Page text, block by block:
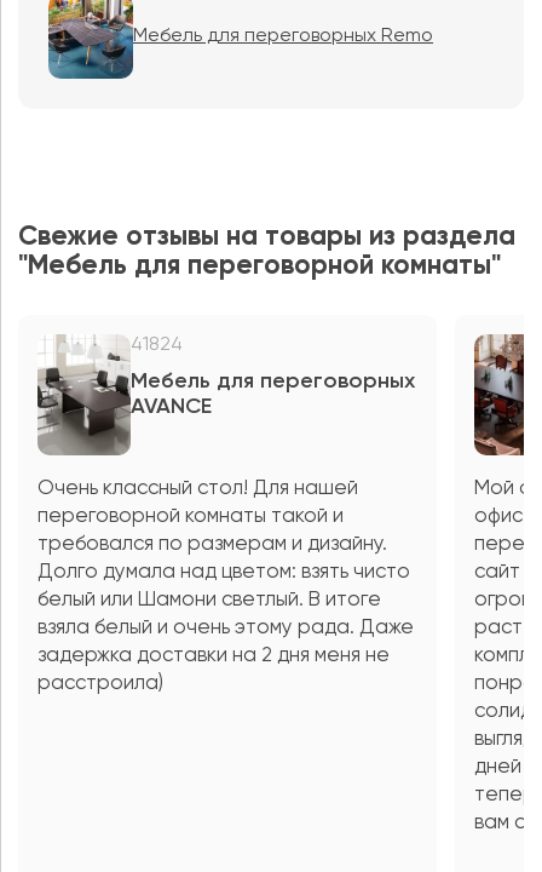
Мебель для переговорных Remo
Свежие отзывы на товары из раздела
"Мебель для переговорной комнаты"
41824
Мебель для переговорных
AVANCE
Очень классный стол! Для нашей
переговорной комнаты такой и
требовался по размерам и дизайну.
Долго думала над цветом: взять чисто
белый или Шамони светлый. В итоге
взяла белый и очень этому рада. Даже
задержка доставки на 2 дня меня не
расстроила)
Мой
офис
сайт
дней
вам